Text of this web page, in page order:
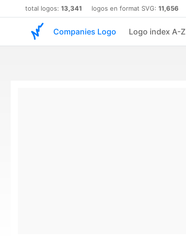
total logos: 13,341 logos en format SVG: 11,656
Companies Logo Logo index A-Z